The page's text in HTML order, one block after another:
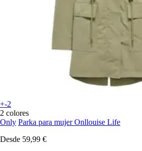
+-2
2 colores
Only Parka para mujer Onllouise Life
Desde 59,99 €